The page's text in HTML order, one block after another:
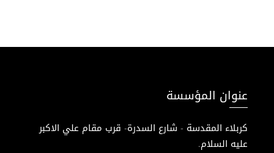
عنوان المؤسسة
كربلاء المقدسة - شارع السدرة- قرب مقام علي الاكبر
عليه السلام.